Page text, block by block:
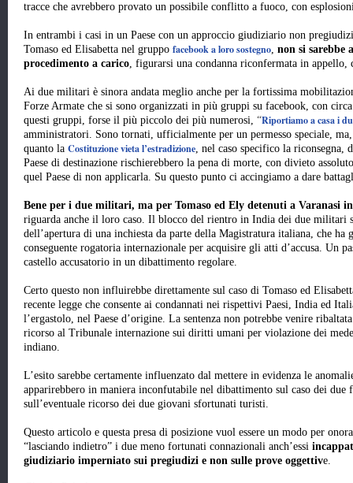
tracce che avrebbero provato un possibile conflitto a fuoco, con
In entrambi i casi in un Paese con un approccio giudiziario non
Tomaso ed Elisabetta nel gruppo facebook a loro sostegno, non si sarebbe
procedimento a carico, figurarsi una condanna riconfermata in appello,
Ai due militari è sinora andata meglio anche per la fortissima
Forze Armate che si sono organizzati in più gruppi su facebook, con
questi gruppi, forse il più piccolo dei più numerosi, “Riportiamo a casa i
amministratori. Sono tornati, ufficialmente per un permesso speciale,
quanto la Costituzione vieta l’estradizione, nel caso specifico la riconsegna,
Paese di destinazione rischierebbero la pena di morte, con divieto
quel Paese di non applicarla. Su questo punto ci accingiamo a dare
Bene per i due militari, ma per Tomaso ed Ely detenuti a Varanasi
riguarda anche il loro caso. Il blocco del rientro in India dei due militari
dell’apertura di una inchiesta da parte della Magistratura italiana, che
conseguente rogatoria internazionale per acquisire gli atti d’accusa. Un
castello accusatorio in un dibattimento regolare.
Certo questo non influirebbe direttamente sul caso di Tomaso ed
recente legge che consente ai condannati nei rispettivi Paesi, India ed
l’ergastolo, nel Paese d’origine. La sentenza non potrebbe venire
ricorso al Tribunale internazione sui diritti umani per violazione dei
indiano.
L’esito sarebbe certamente influenzato dal mettere in evidenza le
apparirebbero in maniera inconfutabile nel dibattimento sul caso dei
sull’eventuale ricorso dei due giovani sfortunati turisti.
Questo articolo e questa presa di posizione vuol essere un modo per
“lasciando indietro” i due meno fortunati connazionali anch’essi
giudiziario imperniato sui pregiudizi e non sulle prove oggettive.